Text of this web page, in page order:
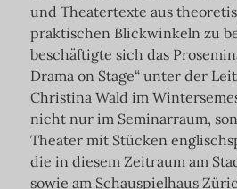
und Theatertexte aus
praktischen Blickwinkeln zu
beschäftigte sich das
Drama on Stage“ unter der
Christina Wald im
nicht nur im Seminarraum,
Theater mit Stücken
die in diesem Zeitraum am
sowie am Schauspielhaus